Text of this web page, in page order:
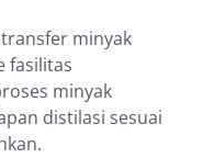
minyak
fasilitas
minyak
distilasi sesuai